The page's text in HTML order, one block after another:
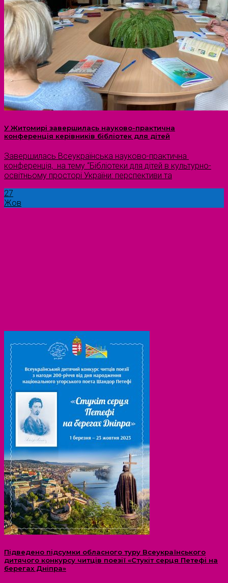
У Житомирі завершилась науково-практична
конференція керівників бібліотек для дітей
Завершилась Всеукраїнська науково-практична
конференція, на тему “Бібліотеки для дітей в культурно-
освітньому просторі України: перспективи та
27
Жов
Підведено підсумки обласного туру Всеукраїнського
дитячого конкурсу читців поезії «Стукіт серця Петефі на
берегах Дніпра»